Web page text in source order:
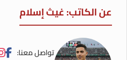
عن الكاتب: غيث إسلام
تواصل معنا: